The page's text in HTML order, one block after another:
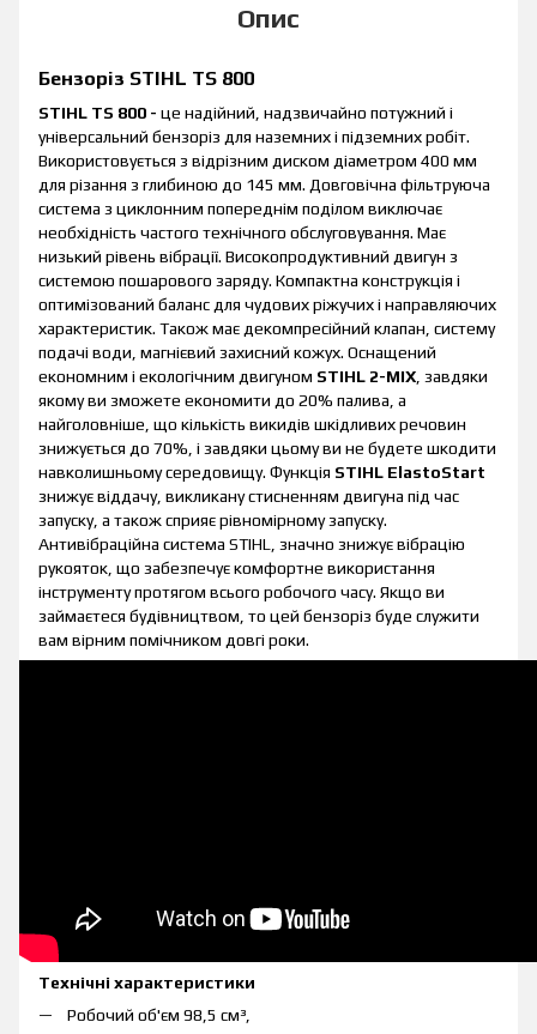
Опис
Бензоріз STIHL TS 800
STIHL TS 800 - це надійний, надзвичайно потужний і
універсальний бензоріз для наземних і підземних робіт.
Використовується з відрізним диском діаметром 400 мм
для різання з глибиною до 145 мм. Довговічна фільтруюча
система з циклонним попереднім поділом виключає
необхідність частого технічного обслуговування. Має
низький рівень вібрації. Високопродуктивний двигун з
системою пошарового заряду. Компактна конструкція і
оптимізований баланс для чудових ріжучих і направляючих
характеристик. Також має декомпресійний клапан, систему
подачі води, магнієвий захисний кожух. Оснащений
економним і екологічним двигуном STIHL 2-MIX , завдяки
якому ви зможете економити до 20% палива, а
найголовніше, що кількість викидів шкідливих речовин
знижується до 70%, і завдяки цьому ви не будете шкодити
навколишньому середовищу. Функція STIHL ElastoStart
знижує віддачу, викликану стисненням двигуна під час
запуску, а також сприяє рівномірному запуску.
Антивібраційна система STIHL, значно знижує вібрацію
рукояток, що забезпечує комфортне використання
інструменту протягом всього робочого часу. Якщо ви
займаєтеся будівництвом, то цей бензоріз буде служити
вам вірним помічником довгі роки.
Технічні характеристики
Робочий об'єм 98,5 см³,